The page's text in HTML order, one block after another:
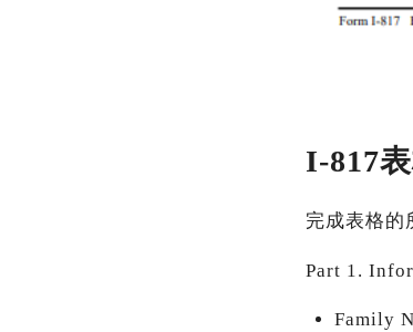
I-817
完成表格的
Part 1.
Family